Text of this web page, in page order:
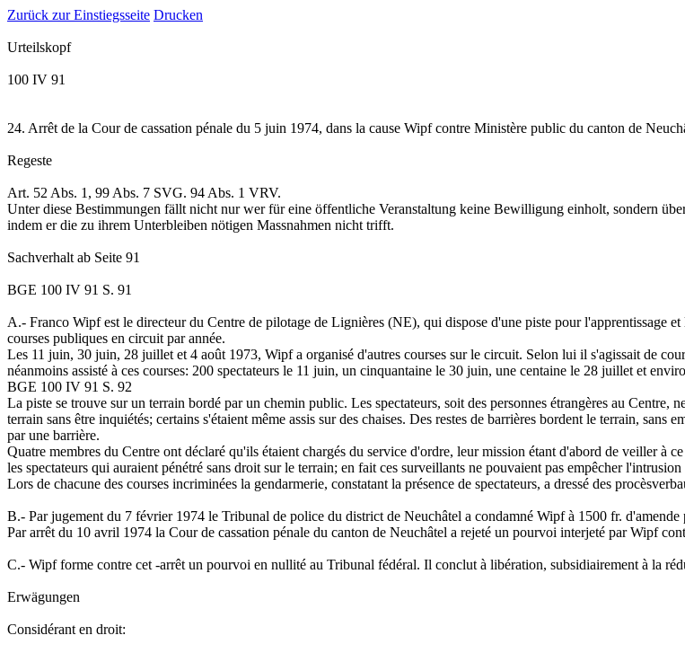
Zurück zur Einstiegsseite Drucken
Urteilskopf
100 IV 91
24. Arrêt de la Cour de cassation pénale du 5 juin 1974, dans la cause Wipf contre Ministère public du canton de
Regeste
Art. 52 Abs. 1, 99 Abs. 7 SVG. 94 Abs. 1 VRV.
Unter diese Bestimmungen fällt nicht nur wer für eine öffentliche Veranstaltung keine Bewilligung einholt, sondern
indem er die zu ihrem Unterbleiben nötigen Massnahmen nicht trifft.
Sachverhalt ab Seite 91
BGE 100 IV 91 S. 91
A.- Franco Wipf est le directeur du Centre de pilotage de Lignières (NE), qui dispose d'une piste pour l'apprentissage
courses publiques en circuit par année.
Les 11 juin, 30 juin, 28 juillet et 4 août 1973, Wipf a organisé d'autres courses sur le circuit. Selon lui il s'agissait de
néanmoins assisté à ces courses: 200 spectateurs le 11 juin, un cinquantaine le 30 juin, une centaine le 28 juillet et
BGE 100 IV 91 S. 92
La piste se trouve sur un terrain bordé par un chemin public. Les spectateurs, soit des personnes étrangères au Centre,
terrain sans être inquiétés; certains s'étaient même assis sur des chaises. Des restes de barrières bordent le terrain,
par une barrière.
Quatre membres du Centre ont déclaré qu'ils étaient chargés du service d'ordre, leur mission étant d'abord de veiller à
les spectateurs qui auraient pénétré sans droit sur le terrain; en fait ces surveillants ne pouvaient pas empêcher l'intrusion
Lors de chacune des courses incriminées la gendarmerie, constatant la présence de spectateurs, a dressé des
B.- Par jugement du 7 février 1974 le Tribunal de police du district de Neuchâtel a condamné Wipf à 1500 fr.
Par arrêt du 10 avril 1974 la Cour de cassation pénale du canton de Neuchâtel a rejeté un pourvoi interjeté par Wipf
C.- Wipf forme contre cet -arrêt un pourvoi en nullité au Tribunal fédéral. Il conclut à libération, subsidiairement à la
Erwägungen
Considérant en droit: